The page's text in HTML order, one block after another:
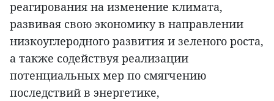
реагирования на изменение климата,
развивая свою экономику в направлении
низкоуглеродного развития и зеленого роста,
а также содействуя реализации
потенциальных мер по смягчению
последствий в энергетике,